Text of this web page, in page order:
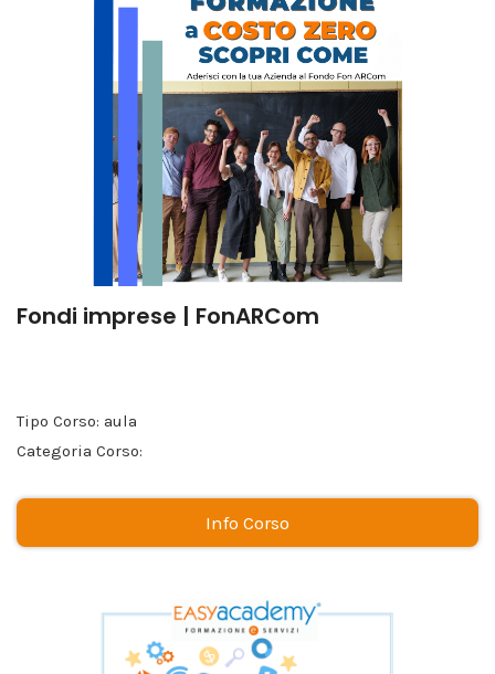
Fondi imprese | FonARCom
Tipo Corso: aula
Categoria Corso:
Info Corso